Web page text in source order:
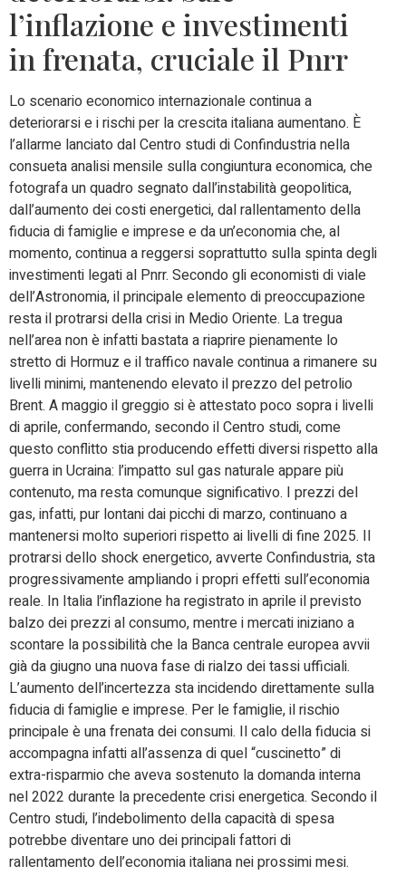
l’inflazione e investimenti
in frenata, cruciale il Pnrr
Lo scenario economico internazionale continua a
deteriorarsi e i rischi per la crescita italiana aumentano. È
l’allarme lanciato dal Centro studi di Confindustria nella
consueta analisi mensile sulla congiuntura economica, che
fotografa un quadro segnato dall’instabilità geopolitica,
dall’aumento dei costi energetici, dal rallentamento della
fiducia di famiglie e imprese e da un’economia che, al
momento, continua a reggersi soprattutto sulla spinta degli
investimenti legati al Pnrr. Secondo gli economisti di viale
dell’Astronomia, il principale elemento di preoccupazione
resta il protrarsi della crisi in Medio Oriente. La tregua
nell’area non è infatti bastata a riaprire pienamente lo
stretto di Hormuz e il traffico navale continua a rimanere su
livelli minimi, mantenendo elevato il prezzo del petrolio
Brent. A maggio il greggio si è attestato poco sopra i livelli
di aprile, confermando, secondo il Centro studi, come
questo conflitto stia producendo effetti diversi rispetto alla
guerra in Ucraina: l’impatto sul gas naturale appare più
contenuto, ma resta comunque significativo. I prezzi del
gas, infatti, pur lontani dai picchi di marzo, continuano a
mantenersi molto superiori rispetto ai livelli di fine 2025. Il
protrarsi dello shock energetico, avverte Confindustria, sta
progressivamente ampliando i propri effetti sull’economia
reale. In Italia l’inflazione ha registrato in aprile il previsto
balzo dei prezzi al consumo, mentre i mercati iniziano a
scontare la possibilità che la Banca centrale europea avvii
già da giugno una nuova fase di rialzo dei tassi ufficiali.
L’aumento dell’incertezza sta incidendo direttamente sulla
fiducia di famiglie e imprese. Per le famiglie, il rischio
principale è una frenata dei consumi. Il calo della fiducia si
accompagna infatti all’assenza di quel “cuscinetto” di
extra-risparmio che aveva sostenuto la domanda interna
nel 2022 durante la precedente crisi energetica. Secondo il
Centro studi, l’indebolimento della capacità di spesa
potrebbe diventare uno dei principali fattori di
rallentamento dell’economia italiana nei prossimi mesi.